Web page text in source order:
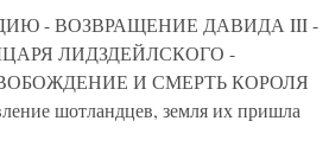
- ВОЗВРАЩЕНИЕ ДАВИДА III -
ЛИДЗДЕЙЛСКОГО -
И СМЕРТЬ КОРОЛЯ
шотландцев, земля их пришла